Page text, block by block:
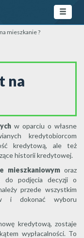
mieszkanie ?
na
w oparciu o własne
kredytobiorcom
kredytową, ale też
historii kredytowej.
mieszkaniowym oraz
do podjęcia decyzji o
przede wszystkim
i dokonać wyboru
kredytową, zostaje
wypłacalności. To